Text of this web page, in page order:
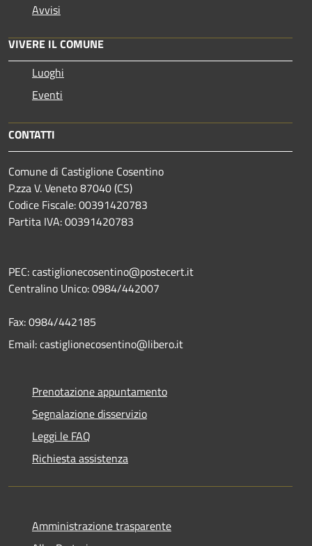
Avvisi
VIVERE IL COMUNE
Luoghi
Eventi
CONTATTI
Comune di Castiglione Cosentino
P.zza V. Veneto 87040 (CS)
Codice Fiscale: 00391420783
Partita IVA: 00391420783
PEC: castiglionecosentino@postecert.it
Centralino Unico: 0984/442007
Fax: 0984/442185
Email: castiglionecosentino@libero.it
Prenotazione appuntamento
Segnalazione disservizio
Leggi le FAQ
Richiesta assistenza
Amministrazione trasparente